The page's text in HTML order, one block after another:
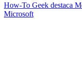
How-To Geek destaca
Microsoft